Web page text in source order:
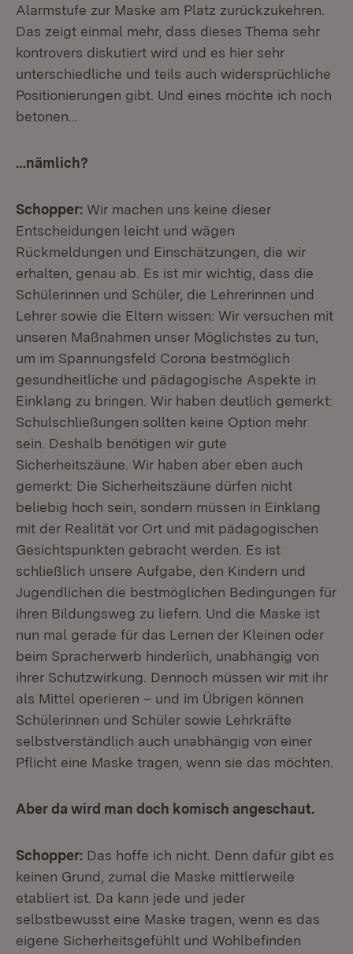
Alarmstufe zur Maske am Platz zurückzukehren.
Das zeigt einmal mehr, dass dieses Thema sehr
kontrovers diskutiert wird und es hier sehr
unterschiedliche und teils auch widersprüchliche
Positionierungen gibt. Und eines möchte ich noch
betonen…
…nämlich?
Schopper: Wir machen uns keine dieser
Entscheidungen leicht und wägen
Rückmeldungen und Einschätzungen, die wir
erhalten, genau ab. Es ist mir wichtig, dass die
Schülerinnen und Schüler, die Lehrerinnen und
Lehrer sowie die Eltern wissen: Wir versuchen mit
unseren Maßnahmen unser Möglichstes zu tun,
um im Spannungsfeld Corona bestmöglich
gesundheitliche und pädagogische Aspekte in
Einklang zu bringen. Wir haben deutlich gemerkt:
Schulschließungen sollten keine Option mehr
sein. Deshalb benötigen wir gute
Sicherheitszäune. Wir haben aber eben auch
gemerkt: Die Sicherheitszäune dürfen nicht
beliebig hoch sein, sondern müssen in Einklang
mit der Realität vor Ort und mit pädagogischen
Gesichtspunkten gebracht werden. Es ist
schließlich unsere Aufgabe, den Kindern und
Jugendlichen die bestmöglichen Bedingungen für
ihren Bildungsweg zu liefern. Und die Maske ist
nun mal gerade für das Lernen der Kleinen oder
beim Spracherwerb hinderlich, unabhängig von
ihrer Schutzwirkung. Dennoch müssen wir mit ihr
als Mittel operieren – und im Übrigen können
Schülerinnen und Schüler sowie Lehrkräfte
selbstverständlich auch unabhängig von einer
Pflicht eine Maske tragen, wenn sie das möchten.
Aber da wird man doch komisch angeschaut.
Schopper: Das hoffe ich nicht. Denn dafür gibt es
keinen Grund, zumal die Maske mittlerweile
etabliert ist. Da kann jede und jeder
selbstbewusst eine Maske tragen, wenn es das
eigene Sicherheitsgefühlt und Wohlbefinden